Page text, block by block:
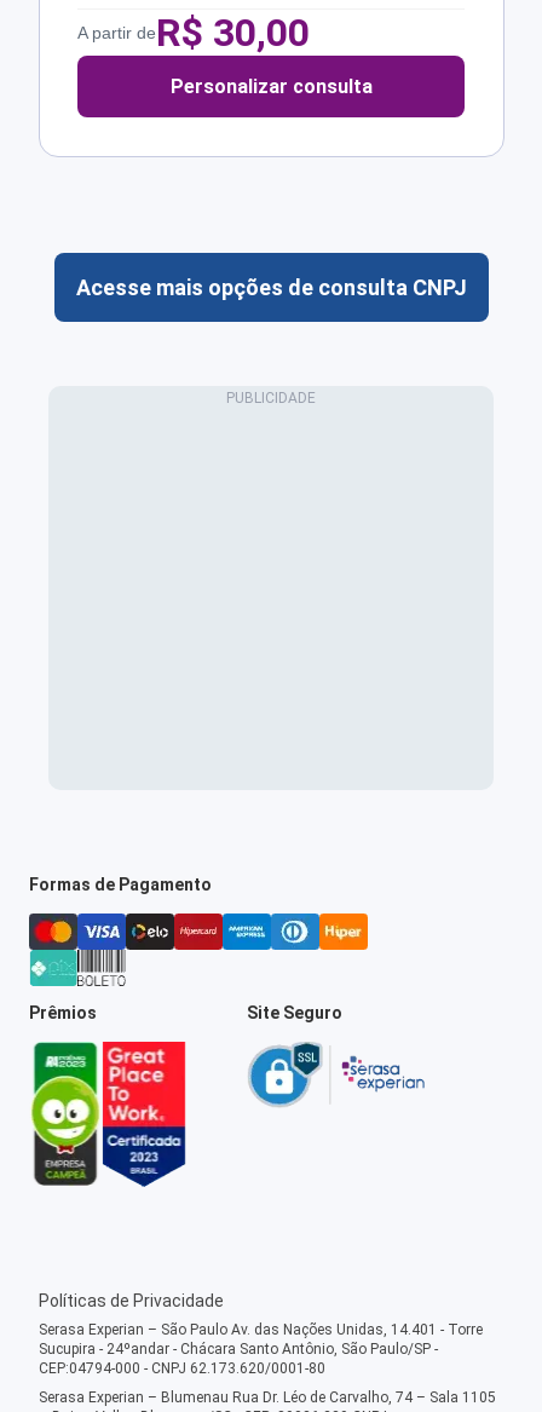
A partir deR$ 30,00
Personalizar consulta
Acesse mais opções de consulta CNPJ
Formas de Pagamento
Prêmios Site Seguro
Políticas de Privacidade
Serasa Experian – São Paulo Av. das Nações Unidas, 14.401 - Torre
Sucupira - 24ºandar - Chácara Santo Antônio, São Paulo/SP -
CEP:04794-000 - CNPJ 62.173.620/0001-80
Serasa Experian – Blumenau Rua Dr. Léo de Carvalho, 74 – Sala 1105